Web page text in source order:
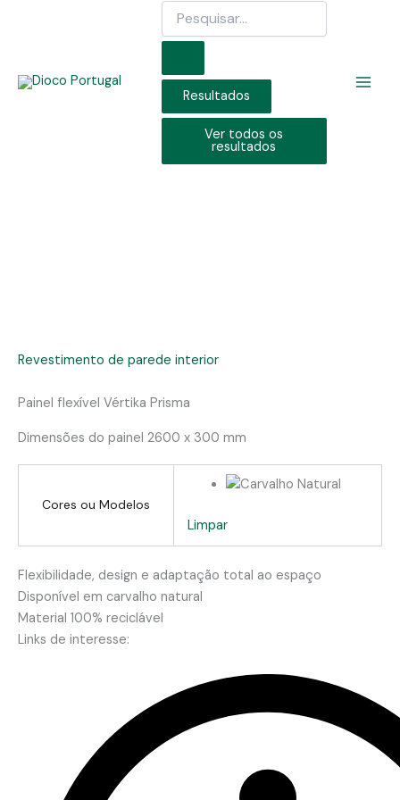
Search
Resultados
Ver todos os
resultados
Revestimento de parede interior
Painel flexível Vértika Prisma
Dimensões do painel 2600 x 300 mm
Cores ou Modelos
Limpar
Flexibilidade, design e adaptação total ao espaço
Disponível em carvalho natural
Material 100% reciclável
Links de interesse: